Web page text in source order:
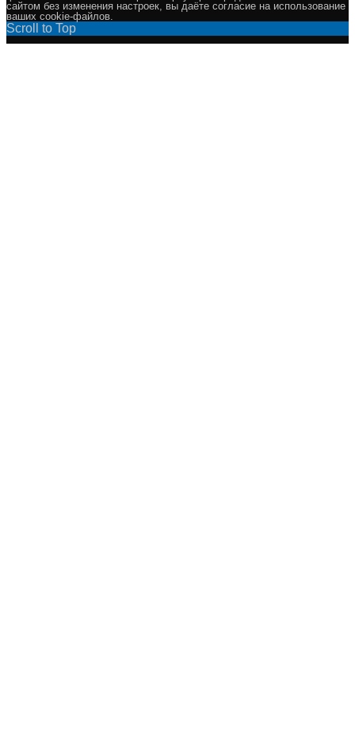
сайтом без изменения настроек, вы даёте согласие на использование
ваших cookie-файлов.
Scroll to Top